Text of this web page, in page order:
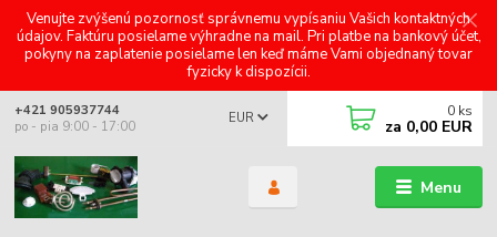
Venujte zvýšenú pozornosť správnemu vypísaniu Vašich kontaktných
údajov. Faktúru posielame výhradne na mail. Pri platbe na bankový účet,
pokyny na zaplatenie posielame len keď máme Vami objednaný tovar
fyzicky k dispozícii.
Menu
EUR
+421 905937744
po - pia 9:00 - 17:00
0 ks
za 0,00 EUR